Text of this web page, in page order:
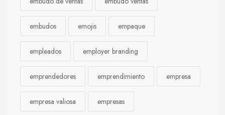
embudos emojis empaque
empleados employer branding
emprendedores emprendimiento empresa
empresa valiosa empresas